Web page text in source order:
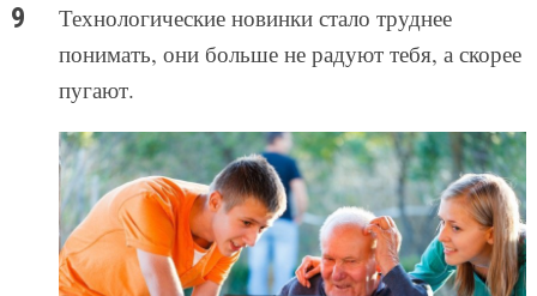
Технологические новинки стало труднее
понимать, они больше не радуют тебя, а скорее
пугают.